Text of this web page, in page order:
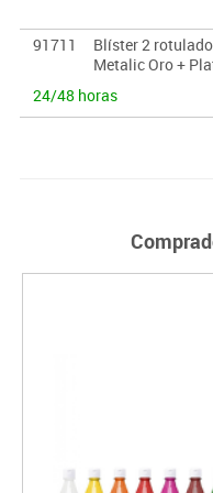
91711
Blíster 2
Metalic Oro +
24/48 horas